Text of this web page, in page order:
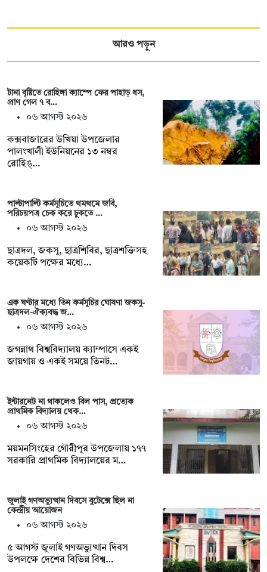
আরও পড়ুন
টানা বৃষ্টিতে রোহিঙ্গা ক্যাম্পে ফের পাহাড় ধস,
প্রাণ গেল ৭ ব…
০৬ আগস্ট ২০২৬
কক্সবাজারের উখিয়া উপজেলার
পালংখালী ইউনিয়নের ১৩ নম্বর
রোহিঙ্…
পাল্টাপাল্টি কর্মসূচিতে থমথমে জবি,
পরিচয়পত্র চেক করে ঢুকতে …
০৬ আগস্ট ২০২৬
ছাত্রদল, জকসু, ছাত্রশিবির, ছাত্রশক্তিসহ
কয়েকটি পক্ষের মধ্যে…
এক ঘণ্টার মধ্যে তিন কর্মসূচির ঘোষণা জকসু-
ছাত্রদল-ঐক্যবদ্ধ জ…
০৬ আগস্ট ২০২৬
জগন্নাথ বিশ্ববিদ্যালয় ক্যাম্পাসে একই
জায়গায় ও একই সময়ে তিনট…
ইন্টারনেট না থাকলেও বিল পাস, প্রত্যেক
প্রাথমিক বিদ্যালয় থেক…
০৬ আগস্ট ২০২৬
ময়মনসিংহের গৌরীপুর উপজেলায় ১৭৭
সরকারি প্রাথমিক বিদ্যালয়ের ম…
জুলাই গণঅভ্যুত্থান দিবসে বুটেক্সে ছিল না
কেন্দ্রীয় আয়োজন
০৬ আগস্ট ২০২৬
৫ আগস্ট জুলাই গণঅভ্যুত্থান দিবস
উপলক্ষে দেশের বিভিন্ন বিশ্ব…